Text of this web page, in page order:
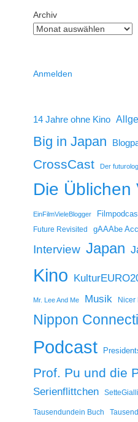
Archiv
Anmelden
14 Jahre ohne Kino
Big in Japan
CrossCast Der
Die Üblichen
EinFilmVieleBlogger
Future Revisited
gAAAbe
Interview Japan
Kino
Mr. Lee And Me Musik Nicer
Nippon
Podcast
Prof. Pu und die
Serienflittchen SetteGialli
Tausendundein Buch